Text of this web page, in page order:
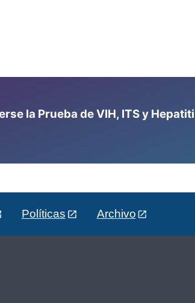
la Prueba de VIH, ITS y
Políticas Archivo